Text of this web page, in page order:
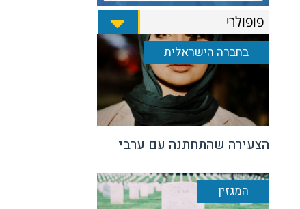
פופולרי
בחברה הישראלית
הצעירה שהתחתנה עם ערבי
המגזין